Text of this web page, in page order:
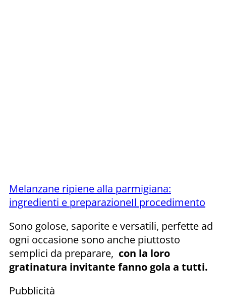
Melanzane ripiene alla parmigiana:
ingredienti e preparazioneIl procedimento
Sono golose, saporite e versatili, perfette ad
ogni occasione sono anche piuttosto
semplici da preparare, con la loro
gratinatura invitante fanno gola a tutti.
Pubblicità